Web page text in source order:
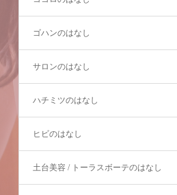
ゴハンのはなし
サロンのはなし
ハチミツのはなし
ヒビのはなし
土台美容 / トーラスボーテのはなし